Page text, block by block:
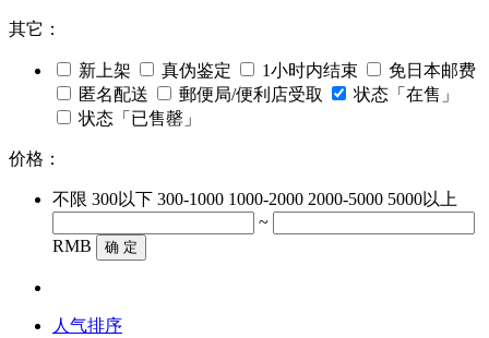
其它：
新上架 真伪鉴定 1小时内结束
免日本邮费
匿名配送
郵便局/便利店受取
状态「在售」
状态「已售罄」
价格：
不限 300以下 300-1000 1000-2000 2000-5000 5000以上
~
RMB
确 定
人气排序